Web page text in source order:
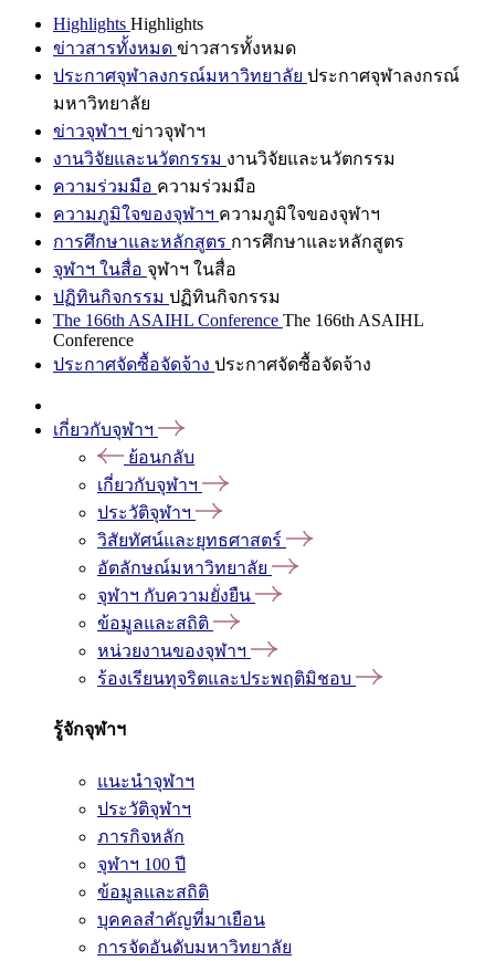
Highlights Highlights
ข่าวสารทั้งหมด ข่าวสารทั้งหมด
ประกาศจุฬาลงกรณ์มหาวิทยาลัย ประกาศจุฬาลงกรณ์
มหาวิทยาลัย
ข่าวจุฬาฯ ข่าวจุฬาฯ
งานวิจัยและนวัตกรรม งานวิจัยและนวัตกรรม
ความร่วมมือ ความร่วมมือ
ความภูมิใจของจุฬาฯ ความภูมิใจของจุฬาฯ
การศึกษาและหลักสูตร การศึกษาและหลักสูตร
จุฬาฯ ในสื่อ จุฬาฯ ในสื่อ
ปฏิทินกิจกรรม ปฏิทินกิจกรรม
The 166th ASAIHL Conference The 166th ASAIHL
Conference
ประกาศจัดซื้อจัดจ้าง ประกาศจัดซื้อจัดจ้าง
เกี่ยวกับจุฬาฯ
ย้อนกลับ
เกี่ยวกับจุฬาฯ
ประวัติจุฬาฯ
วิสัยทัศน์และยุทธศาสตร์
อัตลักษณ์มหาวิทยาลัย
จุฬาฯ กับความยั่งยืน
ข้อมูลและสถิติ
หน่วยงานของจุฬาฯ
ร้องเรียนทุจริตและประพฤติมิชอบ
รู้จักจุฬาฯ
แนะนำจุฬาฯ
ประวัติจุฬาฯ
ภารกิจหลัก
จุฬาฯ 100 ปี
ข้อมูลและสถิติ
บุคคลสำคัญที่มาเยือน
การจัดอันดับมหาวิทยาลัย